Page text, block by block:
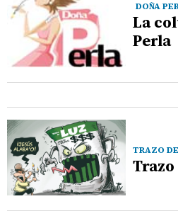
DOÑA
La
Perla
TRAZO